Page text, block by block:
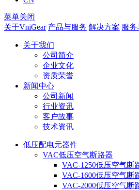
菜单关闭
关于VniGear 产品与服务 解决方案 服
关于我们
公司简介
企业文化
资质荣誉
新闻中心
公司新闻
行业资讯
客户故事
技术资讯
低压配电元器件
VAC低压空气断路器
VAC-1250低压空气断
VAC-1600低压空气断
VAC-2000低压空气断